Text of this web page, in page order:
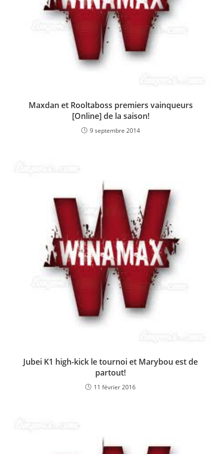
Maxdan et Rooltaboss premiers vainqueurs
[Online] de la saison!
9 septembre 2014
Jubei K1 high-kick le tournoi et Marybou est de
partout!
11 février 2016